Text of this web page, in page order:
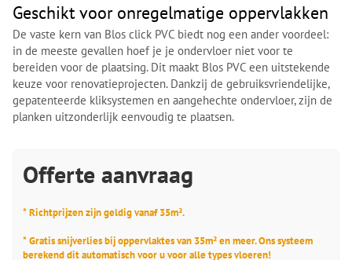
Geschikt voor onregelmatige oppervlakken
De vaste kern van Blos click PVC biedt nog een ander voordeel:
in de meeste gevallen hoef je je ondervloer niet voor te
bereiden voor de plaatsing. Dit maakt Blos PVC een uitstekende
keuze voor renovatieprojecten. Dankzij de gebruiksvriendelijke,
gepatenteerde kliksystemen en aangehechte ondervloer, zijn de
planken uitzonderlijk eenvoudig te plaatsen.
Offerte aanvraag
* Richtprijzen zijn geldig vanaf 35m².
* Gratis snijverlies bij oppervlaktes van 35m² en meer. Ons systeem
berekend dit automatisch voor u voor alle types vloeren!